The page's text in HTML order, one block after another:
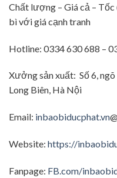
Chất lượng – Giá cả –
bì với giá cạnh tranh
Hotline: 0334 630 688 –
Xưởng sản xuất: Số 6,
Long Biên, Hà Nội
Email: inbaobiducphat.vn
Website: https://
Fanpage: FB.com/